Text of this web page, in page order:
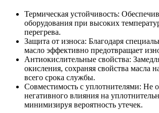
Термическая устойчивость:
оборудования при высоких
перегрева.
Защита от износа: Благодаря
масло эффективно предотвращает
Антиокислительные свойства:
окисления, сохраняя свойства масла
всего срока службы.
Совместимость с уплотнителями: Не
негативного влияния на
минимизируя вероятность утечек.